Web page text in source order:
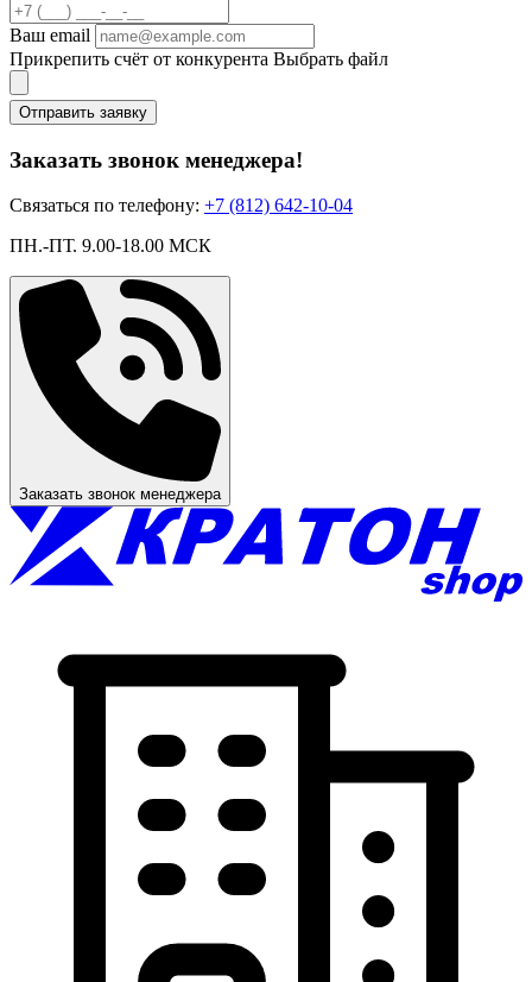
Ваш email
Прикрепить счёт от конкурента Выбрать файл
Отправить заявку
Заказать звонок менеджера!
Связаться по телефону: +7 (812) 642-10-04
ПН.-ПТ. 9.00-18.00 МСК
Заказать звонок менеджера